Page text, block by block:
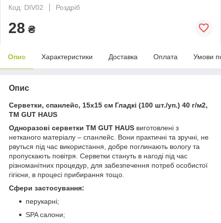
Код: DIV02
Роздріб
28 ₴
Опис Характеристики Доставка Оплата Умови
Опис
Серветки, спанлейс, 15х15 см Гладкі (100 шт./уп.) 40 г/м2,
ТМ GUT HAUS
Одноразові серветки ТМ GUT HAUS виготовлені з
нетканого матеріалу – спанлейс. Вони практичні та зручні, не
рвуться під час використання, добре поглинають вологу та
пропускають повітря. Серветки стануть в нагоді під час
різноманітних процедур, для забезпечення потреб особистої
гігієни, в процесі прибирання тощо.
Сфери застосування:
перукарні;
SPA салони;